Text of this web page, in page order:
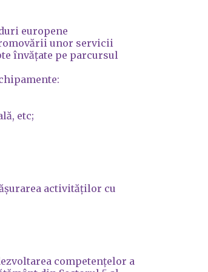
europene
unor servicii
învățate pe parcursul
etc;
activităților cu
competențelor a